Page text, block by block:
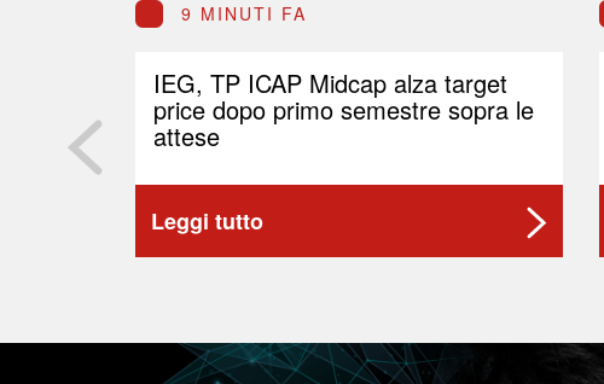
9 MINUTI FA
IEG, TP ICAP Midcap alza target
price dopo primo semestre sopra le
attese
Leggi tutto